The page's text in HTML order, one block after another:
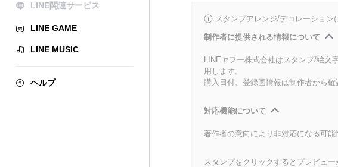
LINE関連サービス
LINE GAME
LINE MUSIC
ヘルプ
スタンプアレンジ/デコレーション
制作者に提供される情報について
LINEヤフー株式会社はスタンプ/絵文
用します。
購入日付、登録国情報は制作者から
対応機能について
著作者の意向により非対応になる可
スタンプをクリックするとプレビュー